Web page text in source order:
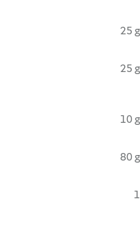
25 g
25 g
10 g
80 g
1